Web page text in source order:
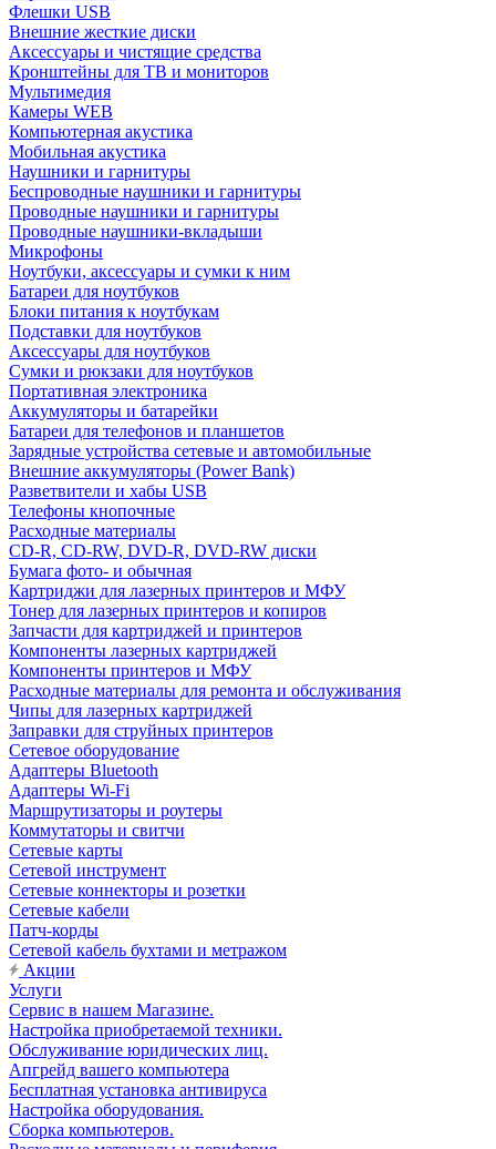
Флешки USB
Внешние жесткие диски
Аксессуары и чистящие средства
Кронштейны для ТВ и мониторов
Мультимедия
Камеры WEB
Компьютерная акустика
Мобильная акустика
Наушники и гарнитуры
Беспроводные наушники и гарнитуры
Проводные наушники и гарнитуры
Проводные наушники-вкладыши
Микрофоны
Ноутбуки, аксессуары и сумки к ним
Батареи для ноутбуков
Блоки питания к ноутбукам
Подставки для ноутбуков
Аксессуары для ноутбуков
Сумки и рюкзаки для ноутбуков
Портативная электроника
Аккумуляторы и батарейки
Батареи для телефонов и планшетов
Зарядные устройства сетевые и автомобильные
Внешние аккумуляторы (Power Bank)
Разветвители и хабы USB
Телефоны кнопочные
Расходные материалы
CD-R, CD-RW, DVD-R, DVD-RW диски
Бумага фото- и обычная
Картриджи для лазерных принтеров и МФУ
Тонер для лазерных принтеров и копиров
Запчасти для картриджей и принтеров
Компоненты лазерных картриджей
Компоненты принтеров и МФУ
Расходные материалы для ремонта и обслуживания
Чипы для лазерных картриджей
Заправки для струйных принтеров
Сетевое оборудование
Адаптеры Bluetooth
Адаптеры Wi-Fi
Маршрутизаторы и роутеры
Коммутаторы и свитчи
Сетевые карты
Сетевой инструмент
Сетевые коннекторы и розетки
Сетевые кабели
Патч-корды
Сетевой кабель бухтами и метражом
Акции
Услуги
Сервис в нашем Магазине.
Настройка приобретаемой техники.
Обслуживание юридических лиц.
Апгрейд вашего компьютера
Бесплатная установка антивируса
Настройка оборудования.
Сборка компьютеров.